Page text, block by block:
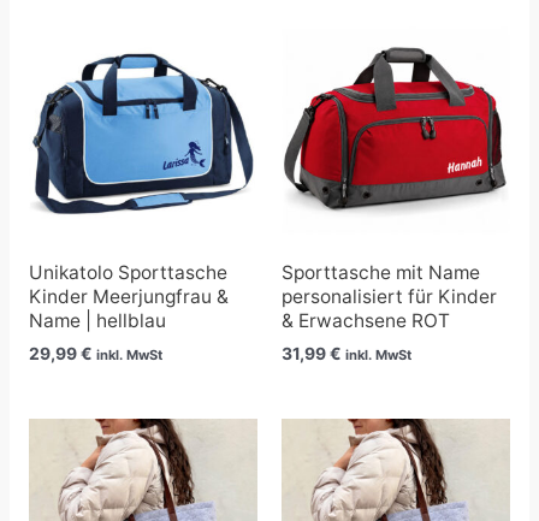
Unikatolo Sporttasche
Kinder Meerjungfrau &
Name | hellblau
29,99€ inkl. MwSt
Sporttasche mit Name
personalisiert für Kinder
& Erwachsene ROT
31,99€ inkl. MwSt